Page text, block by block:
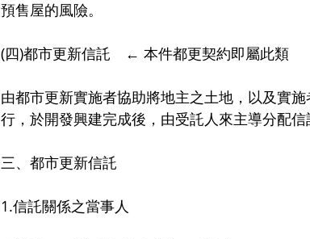
預售屋的風險。
(四)都市更新信託　← 本件都更契約即屬此類
由都市更新實施者協助將地主之土地，以及實
行，於開發興建完成後，由受託人來主導分配信
三、都市更新信託
1.信託關係之當事人